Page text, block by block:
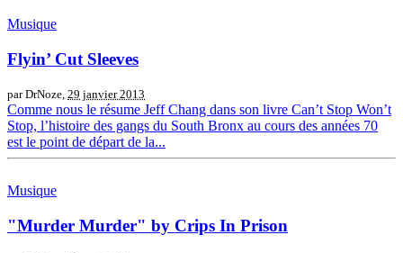
Musique
Flyin’ Cut Sleeves
par DrNoze, 29 janvier 2013
Comme nous le résume Jeff Chang dans son livre Can’t Stop Won’t
Stop, l’histoire des gangs du South Bronx au cours des années 70
est le point de départ de la...
Musique
"Murder Murder" by Crips In Prison